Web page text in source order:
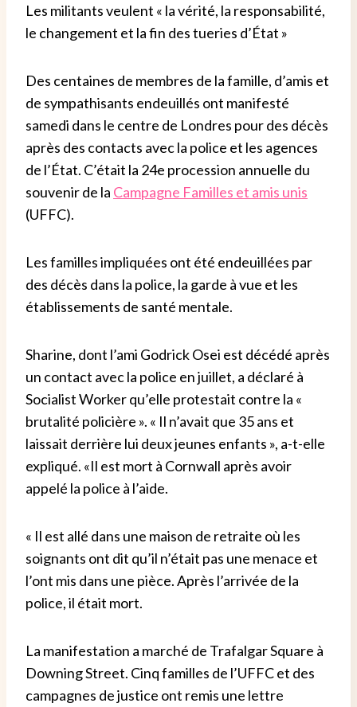
Les militants veulent « la vérité, la responsabilité,
le changement et la fin des tueries d’État »
Des centaines de membres de la famille, d’amis et
de sympathisants endeuillés ont manifesté
samedi dans le centre de Londres pour des décès
après des contacts avec la police et les agences
de l’État. C’était la 24e procession annuelle du
souvenir de la Campagne Familles et amis unis
(UFFC).
Les familles impliquées ont été endeuillées par
des décès dans la police, la garde à vue et les
établissements de santé mentale.
Sharine, dont l’ami Godrick Osei est décédé après
un contact avec la police en juillet, a déclaré à
Socialist Worker qu’elle protestait contre la «
brutalité policière ». « Il n’avait que 35 ans et
laissait derrière lui deux jeunes enfants », a-t-elle
expliqué. «Il est mort à Cornwall après avoir
appelé la police à l’aide.
« Il est allé dans une maison de retraite où les
soignants ont dit qu’il n’était pas une menace et
l’ont mis dans une pièce. Après l’arrivée de la
police, il était mort.
La manifestation a marché de Trafalgar Square à
Downing Street. Cinq familles de l’UFFC et des
campagnes de justice ont remis une lettre